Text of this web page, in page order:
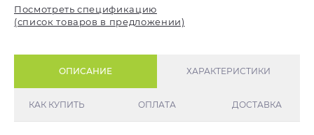
Посмотреть спецификацию
(список товаров в предложении)
ОПИСАНИЕ ХАРАКТЕРИСТИКИ
КАК КУПИТЬ ОПЛАТА ДОСТАВКА